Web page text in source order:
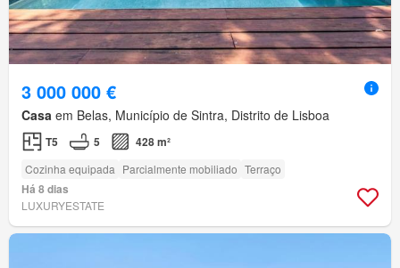
3 000 000 €
Casa em Belas, Município de Sintra, Distrito de Lisboa
T5 5 428 m²
Cozinha equipada Parcialmente mobiliado Terraço
Há 8 dias
LUXURYESTATE